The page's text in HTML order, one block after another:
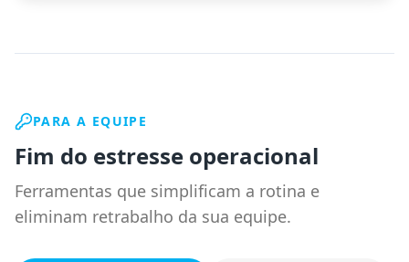
PARA A EQUIPE
Fim do estresse operacional
Ferramentas que simplificam a rotina e
eliminam retrabalho da sua equipe.